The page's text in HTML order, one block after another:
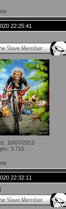
22:25:41
10/07/2013
3 715
22:32:11